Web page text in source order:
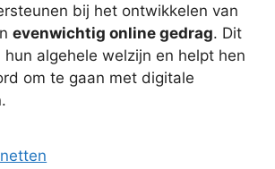
bij het ontwikkelen van
evenwichtig online gedrag. Dit
algehele welzijn en helpt hen
om te gaan met digitale